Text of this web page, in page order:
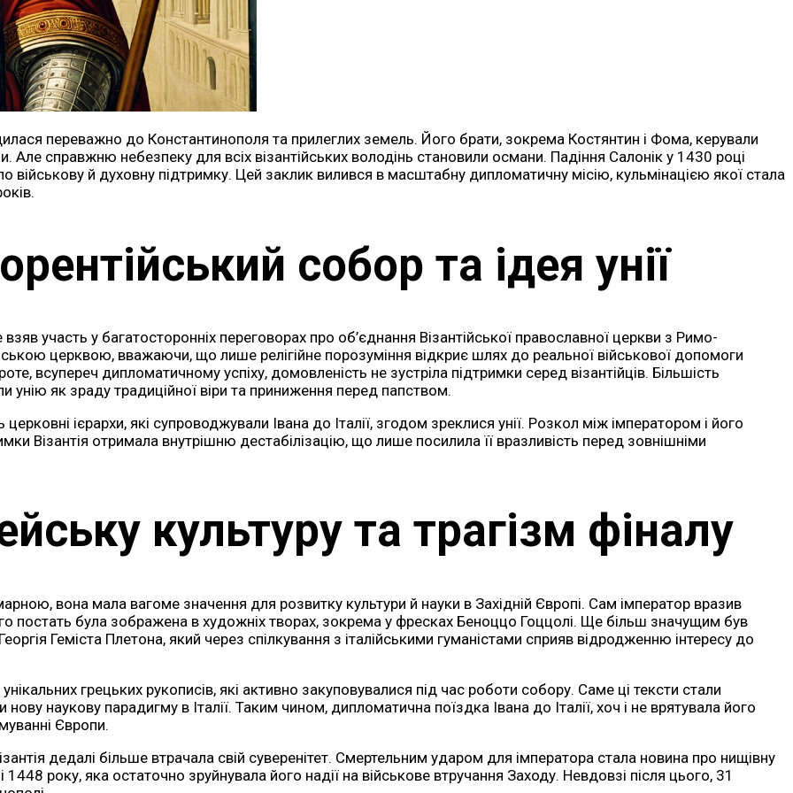
переважно до Константинополя та прилеглих земель. Його брати, зокрема Костянтин і Фома, керували
справжню небезпеку для всіх візантійських володінь становили османи. Падіння Салонік у 1430 році
військову й духовну підтримку. Цей заклик вилився в масштабну дипломатичну місію, кульмінацією якої стала
собор та ідея унії
участь у багатосторонніх переговорах про об’єднання Візантійської православної церкви з Римо-
церквою, вважаючи, що лише релігійне порозуміння відкриє шлях до реальної військової допомоги
всупереч дипломатичному успіху, домовленість не зустріла підтримки серед візантійців. Більшість
як зраду традиційної віри та приниження перед папством.
ієрархи, які супроводжували Івана до Італії, згодом зреклися унії. Розкол між імператором і його
Візантія отримала внутрішню дестабілізацію, що лише посилила її вразливість перед зовнішніми
культуру та трагізм фіналу
вона мала вагоме значення для розвитку культури й науки в Західній Європі. Сам імператор вразив
постать була зображена в художніх творах, зокрема у фресках Беноццо Гоццолі. Ще більш значущим був
Геміста Плетона, який через спілкування з італійськими гуманістами сприяв відродженню інтересу до
грецьких рукописів, які активно закуповувалися під час роботи собору. Саме ці тексти стали
наукову парадигму в Італії. Таким чином, дипломатична поїздка Івана до Італії, хоч і не врятувала його
Європи.
дедалі більше втрачала свій суверенітет. Смертельним ударом для імператора стала новина про нищівну
року, яка остаточно зруйнувала його надії на військове втручання Заходу. Невдовзі після цього, 31